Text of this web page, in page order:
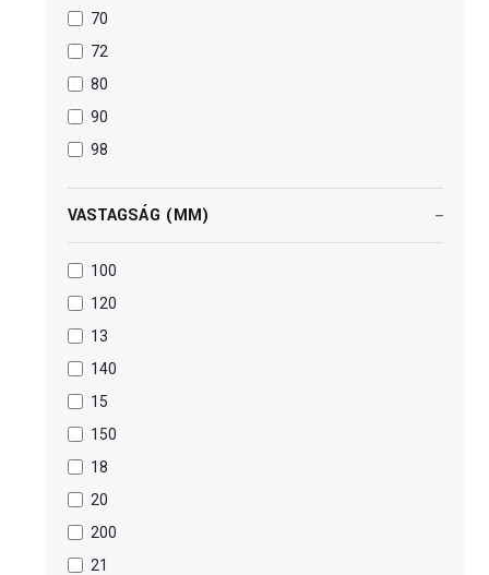
70
72
80
90
98
VASTAGSÁG (MM)
100
120
13
140
15
150
18
20
200
21